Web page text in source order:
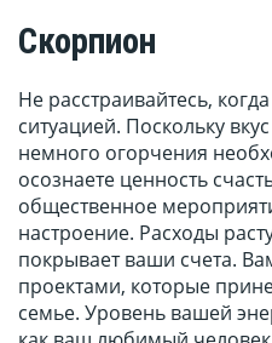
Скорпион
Не расстраивайтесь,
ситуацией. Поскольку
немного огорчения
осознаете ценность
общественное
настроение. Расходы
покрывает ваши счета.
проектами, которые
семье. Уровень вашей